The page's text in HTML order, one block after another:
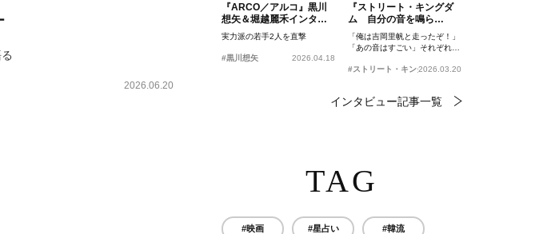
2026.06.20
『ARCO／アルコ』黒川
想矢＆堀越麗禾インタビ
ュー
実力派の若手2人を直撃
#黒川想矢 2026.04.18
『ストリート・キングダ
ム 自分の音を鳴ら
せ。』峯田和伸、若葉竜
也、吉岡里帆インタビュ
ー
「俺は吉岡里帆と走ったぞ！」
「あの音はすごい」それぞれの
#ストリート・キングダム 自分の音を鳴らせ。
2026.03.20
インタビュー記事一覧
TAG
#映画 #星占い #韓流